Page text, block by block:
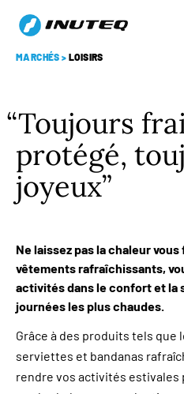
MARCHÉS > LOISIRS
Toujours
protégé,
joyeux
Ne laissez pas la chaleur
vêtements rafraîchissants,
activités dans le confort et la
journées les plus chaudes.
Grâce à des produits tels que
serviettes et bandanas
rendre vos activités estivales